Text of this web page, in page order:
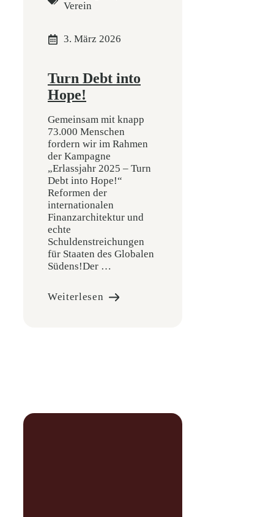
Verein
3. März 2026
Turn Debt into
Hope!
Gemeinsam mit knapp
73.000 Menschen
fordern wir im Rahmen
der Kampagne
„Erlassjahr 2025 – Turn
Debt into Hope!“
Reformen der
internationalen
Finanzarchitektur und
echte
Schuldenstreichungen
für Staaten des Globalen
Südens!Der …
Weiterlesen